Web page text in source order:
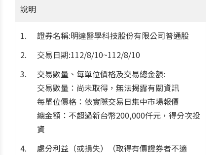
說明
證券名稱:明達醫學科技股份有限公司普通股
交易日期:112/8/10~112/8/10
交易數量、每單位價格及交易總金額:
交易數量：尚未取得，無法揭露有關資訊
每單位價格：依實際交易日集中市場報價
總金額：不超過新台幣200,000仟元，得分次投
資
處分利益（或損失）（取得有價證券者不適